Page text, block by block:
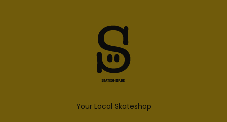
Your Local Skateshop